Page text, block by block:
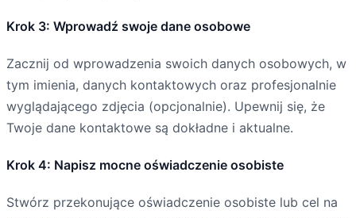
Krok 3: Wprowadź swoje dane osobowe
Zacznij od wprowadzenia swoich danych osobowych, w
tym imienia, danych kontaktowych oraz profesjonalnie
wyglądającego zdjęcia (opcjonalnie). Upewnij się, że
Twoje dane kontaktowe są dokładne i aktualne.
Krok 4: Napisz mocne oświadczenie osobiste
Stwórz przekonujące oświadczenie osobiste lub cel na